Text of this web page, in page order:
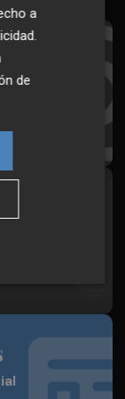
tu email
a
de